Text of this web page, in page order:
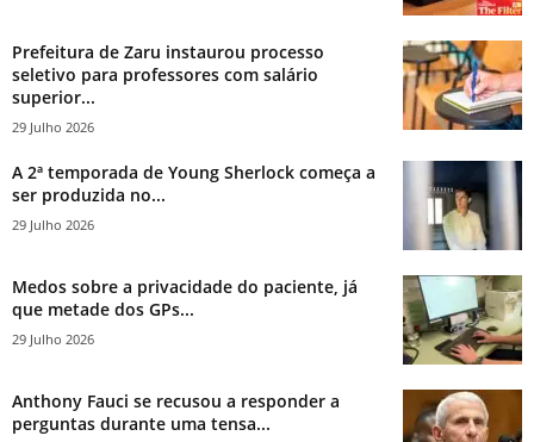
Prefeitura de Zaru instaurou processo
seletivo para professores com salário
superior...
29 Julho 2026
A 2ª temporada de Young Sherlock começa a
ser produzida no...
29 Julho 2026
Medos sobre a privacidade do paciente, já
que metade dos GPs...
29 Julho 2026
Anthony Fauci se recusou a responder a
perguntas durante uma tensa...